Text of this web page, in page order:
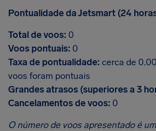
Pontualidade da Jetsmart (24
Total de voos: 0
Voos pontuais: 0
Taxa de pontualidade: cerca de
voos foram pontuais
Grandes atrasos (superiores a 3
Cancelamentos de voos: 0
O número de voos apresentado é